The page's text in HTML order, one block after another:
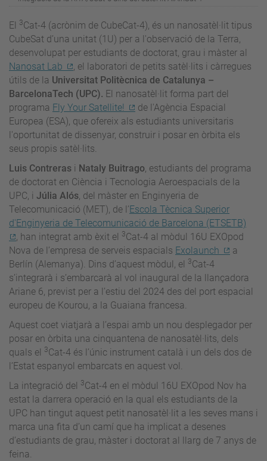
El 3Cat-4 (acrònim de CubeCat-4), és un nanosatèl·lit tipus
CubeSat d’una unitat (1U) per a l'observació de la Terra,
desenvolupat per estudiants de doctorat, grau i màster al
Nanosat Lab
, el laboratori de petits satèl·lits i càrregues
útils de la Universitat Politècnica de Catalunya –
BarcelonaTech (UPC). El nanosatèl·lit forma part del
programa Fly Your Satellite!
de l'Agència Espacial
Europea (ESA), que ofereix als estudiants universitaris
l'oportunitat de dissenyar, construir i posar en òrbita els
seus propis satèl·lits.
Luis Contreras i Nataly Buitrago, estudiants del programa
de doctorat en Ciència i Tecnologia Aeroespacials de la
UPC, i Júlia Alós, del màster en Enginyeria de
Telecomunicació (MET), de l ’Escola Tècnica Superior
d'Enginyeria de Telecomunicació de Barcelona (ETSETB)
, han integrat amb èxit el
3Cat-4 al mòdul 16U EXOpod
Nova de l’empresa de serveis espacials Exolaunch
a
Berlín (Alemanya). Dins d’aquest mòdul, el
3Cat-4
s’integrarà i s’embarcarà al vol inaugural de la llançadora
Ariane 6, previst per a l’estiu del 2024 des del port espacial
europeu de Kourou, a la Guaiana francesa.
Aquest coet viatjarà a l’espai amb un nou desplegador per
posar en òrbita una cinquantena de nanosatèl·lits, dels
quals el
3Cat-4 és l’únic instrument català i un dels dos de
l’Estat espanyol embarcats en aquest vol.
La integració del
3Cat-4 en el mòdul 16U EXOpod Nov ha
estat la darrera operació en la qual els estudiants de la
UPC han tingut aquest petit nanosatèl·lit a les seves mans i
marca una fita d’un camí que ha implicat a desenes
d’estudiants de grau, màster i doctorat al llarg de 7 anys de
feina.